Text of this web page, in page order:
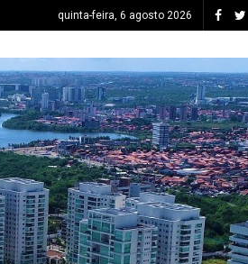
quinta-feira, 6 agosto 2026